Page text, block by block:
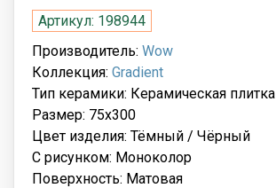
Артикул: 198944
Производитель: Wow
Коллекция: Gradient
Тип керамики: Керамическая плитка
Размер: 75x300
Цвет изделия: Тёмный / Чёрный
С рисунком: Моноколор
Поверхность: Матовая